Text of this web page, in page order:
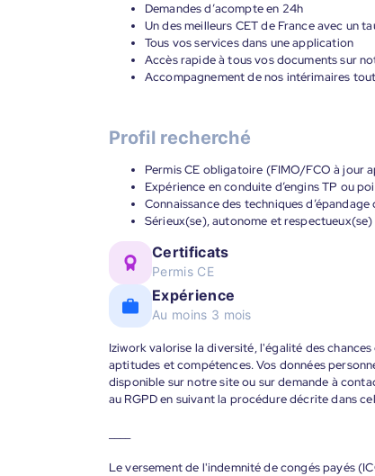
Demandes d’acompte en 24h
Un des meilleurs CET de France avec un
Tous vos services dans une application
Accès rapide à tous vos documents sur
Accompagnement de nos intérimaires
Profil recherché
Permis CE obligatoire (FIMO/FCO à jour
Expérience en conduite d’engins TP ou
Connaissance des techniques
Sérieux(se), autonome et
Certificats
Permis CE
Expérience
Au moins 3 mois
Iziwork valorise la diversité, l'égalité des
aptitudes et compétences. Vos données
disponible sur notre site ou sur demande à
au RGPD en suivant la procédure décrite dans
Le versement de l'indemnité de congés payés